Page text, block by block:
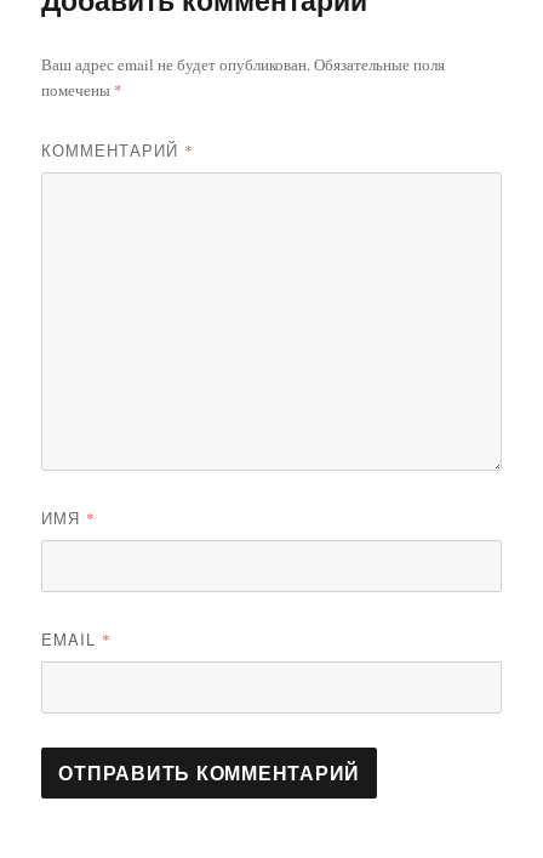
Ваш адрес email не будет опубликован.Обязательные поля
помечены *
КОММЕНТАРИЙ *
ИМЯ *
EMAIL *